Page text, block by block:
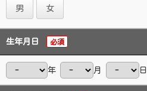
男 女
生年月日 必須
年 月 日